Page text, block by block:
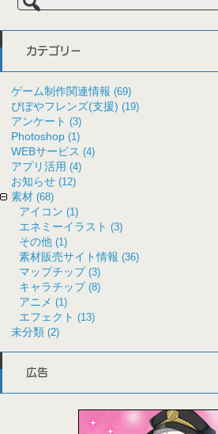
カテゴリー
ゲーム制作関連情報 (69)
ぴぽやフレンズ(支援) (19)
アンケート (3)
Photoshop (1)
WEBサービス (4)
アプリ活用 (4)
お知らせ (12)
素材 (68)
アイコン (1)
エネミーイラスト (3)
その他 (1)
素材販売サイト情報 (36)
マップチップ (3)
キャラチップ (8)
アニメ (1)
エフェクト (13)
未分類 (2)
広告